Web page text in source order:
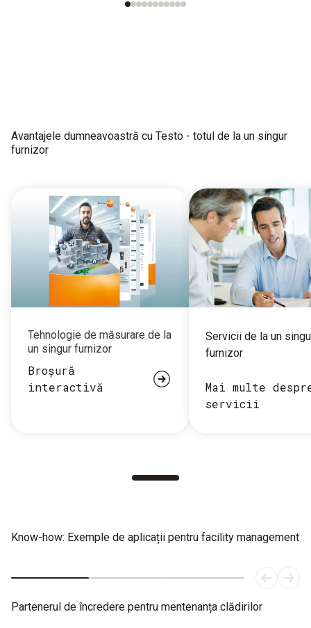
Avantajele dumneavoastră cu Testo - totul de la un singur
furnizor
Tehnologie de măsurare de la
un singur furnizor
Broșură
interactivă
Servicii de la un
furnizor
Mai multe
servicii
Know-how: Exemple de aplicații pentru facility management
Partenerul de încredere pentru mentenanța clădirilor